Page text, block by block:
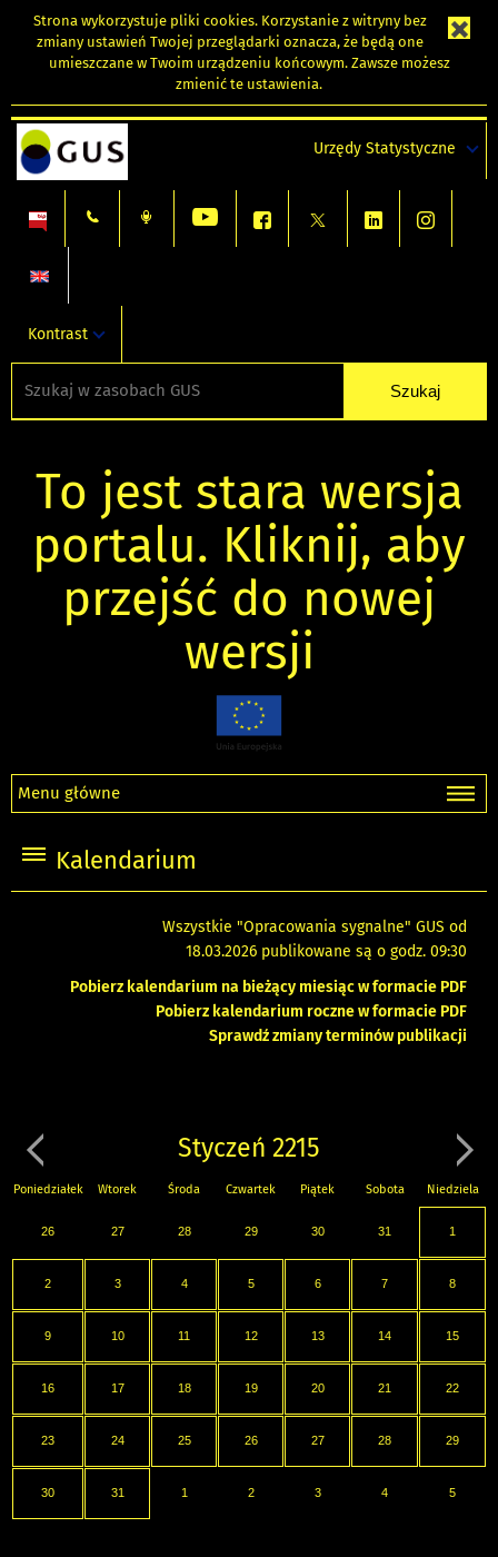
Strona wykorzystuje pliki cookies. Korzystanie z witryny bez
zmiany ustawień Twojej przeglądarki oznacza, że będą one
umieszczane w Twoim urządzeniu końcowym. Zawsze możesz
zmienić te ustawienia.
Urzędy Statystyczne
Kontrast
To jest stara wersja
portalu. Kliknij, aby
przejść do nowej
wersji
Menu główne
Kalendarium
Wszystkie "Opracowania sygnalne" GUS od
18.03.2026 publikowane są o godz. 09:30
Pobierz kalendarium na bieżący miesiąc w formacie PDF
Pobierz kalendarium roczne w formacie PDF
Sprawdź zmiany terminów publikacji
Styczeń 2215
Poniedziałek Wtorek Środa Czwartek Piątek Sobota Niedziela
26 27 28 29 30 31 1
2 3 4 5 6 7 8
9 10 11 12 13 14 15
16 17 18 19 20 21 22
23 24 25 26 27 28 29
30 31 1 2 3 4 5